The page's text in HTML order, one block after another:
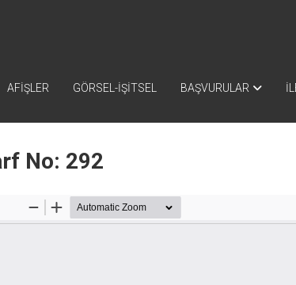
AFİŞLER GÖRSEL-İŞİTSEL BAŞVURULAR
No: 292